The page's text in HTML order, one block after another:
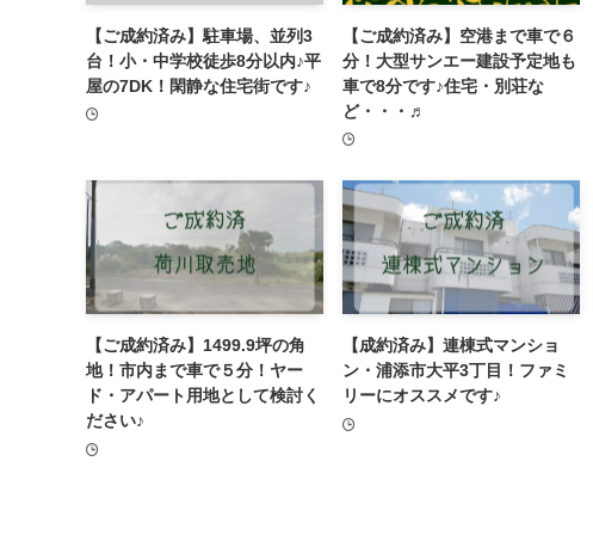
【ご成約済み】駐車場、並列3
台！小・中学校徒歩8分以内♪平
屋の7DK！閑静な住宅街です♪
【ご成約済み】空港まで車で６
分！大型サンエー建設予定地も
車で8分です♪住宅・別荘な
ど・・・♬
【ご成約済み】1499.9坪の角
地！市内まで車で５分！ヤー
ド・アパート用地として検討く
ださい♪
【成約済み】連棟式マンショ
ン・浦添市大平3丁目！ファミ
リーにオススメです♪